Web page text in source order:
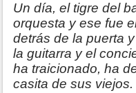
Un día, el tigre del
orquesta y ese fue
detrás de la puerta
la guitarra y el
ha traicionado, ha
casita de sus